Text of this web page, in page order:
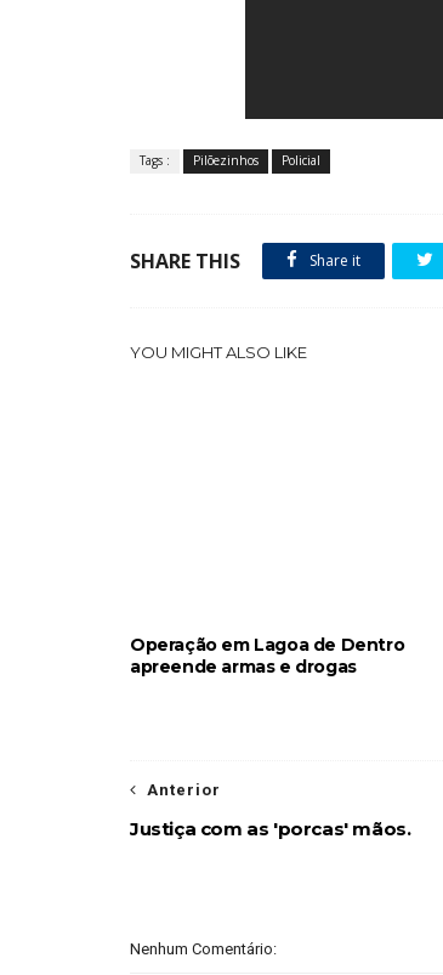
Tags : Pilõezinhos Policial
SHARE THIS Share it
YOU MIGHT ALSO LIKE
Operação em Lagoa de Dentro
apreende armas e drogas
Anterior
Justiça com as 'porcas' mãos.
Nenhum Comentário: